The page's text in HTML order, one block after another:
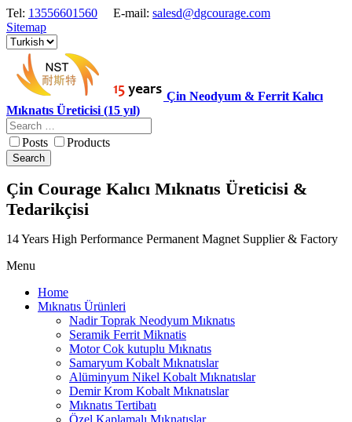
Tel: 13556601560 E-mail: salesd@dgcourage.com
Sitemap
Çin Neodyum & Ferrit Kalıcı
Mıknatıs Üreticisi (15 yıl)
Posts Products
Search
Çin Courage Kalıcı Mıknatıs Üreticisi &
Tedarikçisi
14 Years High Performance Permanent Magnet Supplier & Factory
Menu
Home
Mıknatıs Ürünleri
Nadir Toprak Neodyum Mıknatıs
Seramik Ferrit Miknatis
Motor Cok kutuplu Mıknatıs
Samaryum Kobalt Mıknatıslar
Alüminyum Nikel Kobalt Mıknatıslar
Demir Krom Kobalt Mıknatıslar
Mıknatıs Tertibatı
Özel Kaplamalı Mıknatıslar